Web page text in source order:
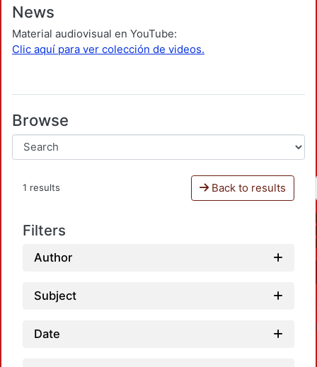
News
Material audiovisual en YouTube:
Clic aquí para ver colección de videos.
Browse
1 results Back to results
Filters
Author
Subject
Date